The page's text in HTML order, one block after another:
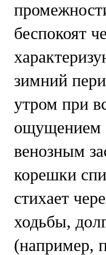
беспокоят
зимний
утром при
ощущением
венозным
корешки
стихает
ходьбы,
(например,